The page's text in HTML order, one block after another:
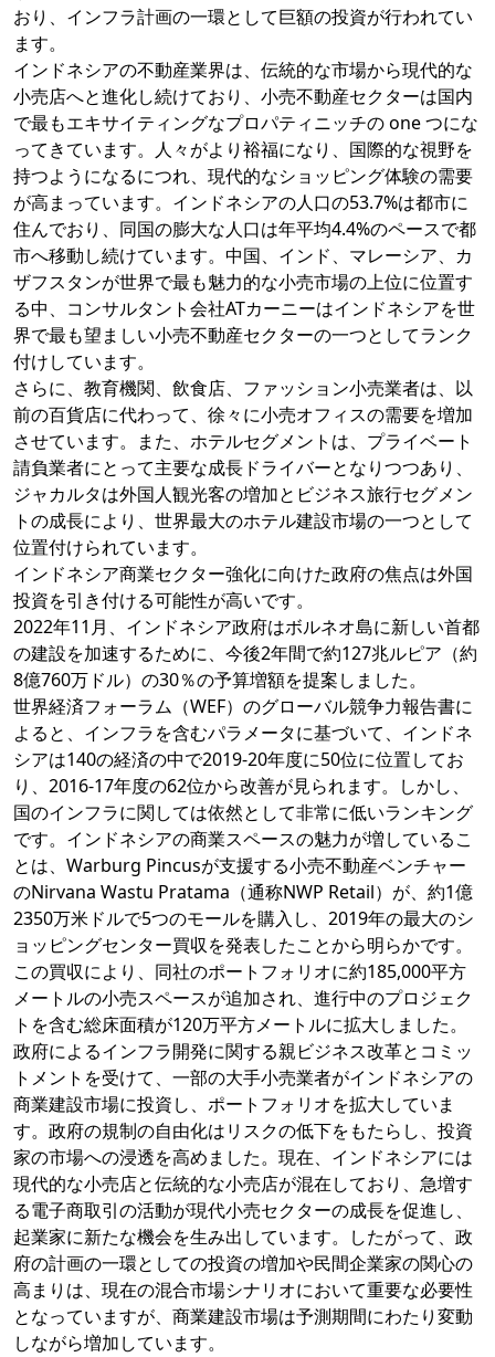
おり、インフラ計画の一環として巨額の投資が行われてい
ます。
インドネシアの不動産業界は、伝統的な市場から現代的な
小売店へと進化し続けており、小売不動産セクターは国内
で最もエキサイティングなプロパティニッチの one つにな
ってきています。人々がより裕福になり、国際的な視野を
持つようになるにつれ、現代的なショッピング体験の需要
が高まっています。インドネシアの人口の53.7%は都市に
住んでおり、同国の膨大な人口は年平均4.4%のペースで都
市へ移動し続けています。中国、インド、マレーシア、カ
ザフスタンが世界で最も魅力的な小売市場の上位に位置す
る中、コンサルタント会社ATカーニーはインドネシアを世
界で最も望ましい小売不動産セクターの一つとしてランク
付けしています。
さらに、教育機関、飲食店、ファッション小売業者は、以
前の百貨店に代わって、徐々に小売オフィスの需要を増加
させています。また、ホテルセグメントは、プライベート
請負業者にとって主要な成長ドライバーとなりつつあり、
ジャカルタは外国人観光客の増加とビジネス旅行セグメン
トの成長により、世界最大のホテル建設市場の一つとして
位置付けられています。
インドネシア商業セクター強化に向けた政府の焦点は外国
投資を引き付ける可能性が高いです。
2022年11月、インドネシア政府はボルネオ島に新しい首都
の建設を加速するために、今後2年間で約127兆ルピア（約
8億760万ドル）の30％の予算増額を提案しました。
世界経済フォーラム（WEF）のグローバル競争力報告書に
よると、インフラを含むパラメータに基づいて、インドネ
シアは140の経済の中で2019-20年度に50位に位置してお
り、2016-17年度の62位から改善が見られます。しかし、
国のインフラに関しては依然として非常に低いランキング
です。インドネシアの商業スペースの魅力が増しているこ
とは、Warburg Pincusが支援する小売不動産ベンチャー
のNirvana Wastu Pratama（通称NWP Retail）が、約1億
2350万米ドルで5つのモールを購入し、2019年の最大のシ
ョッピングセンター買収を発表したことから明らかです。
この買収により、同社のポートフォリオに約185,000平方
メートルの小売スペースが追加され、進行中のプロジェク
トを含む総床面積が120万平方メートルに拡大しました。
政府によるインフラ開発に関する親ビジネス改革とコミッ
トメントを受けて、一部の大手小売業者がインドネシアの
商業建設市場に投資し、ポートフォリオを拡大していま
す。政府の規制の自由化はリスクの低下をもたらし、投資
家の市場への浸透を高めました。現在、インドネシアには
現代的な小売店と伝統的な小売店が混在しており、急増す
る電子商取引の活動が現代小売セクターの成長を促進し、
起業家に新たな機会を生み出しています。したがって、政
府の計画の一環としての投資の増加や民間企業家の関心の
高まりは、現在の混合市場シナリオにおいて重要な必要性
となっていますが、商業建設市場は予測期間にわたり変動
しながら増加しています。